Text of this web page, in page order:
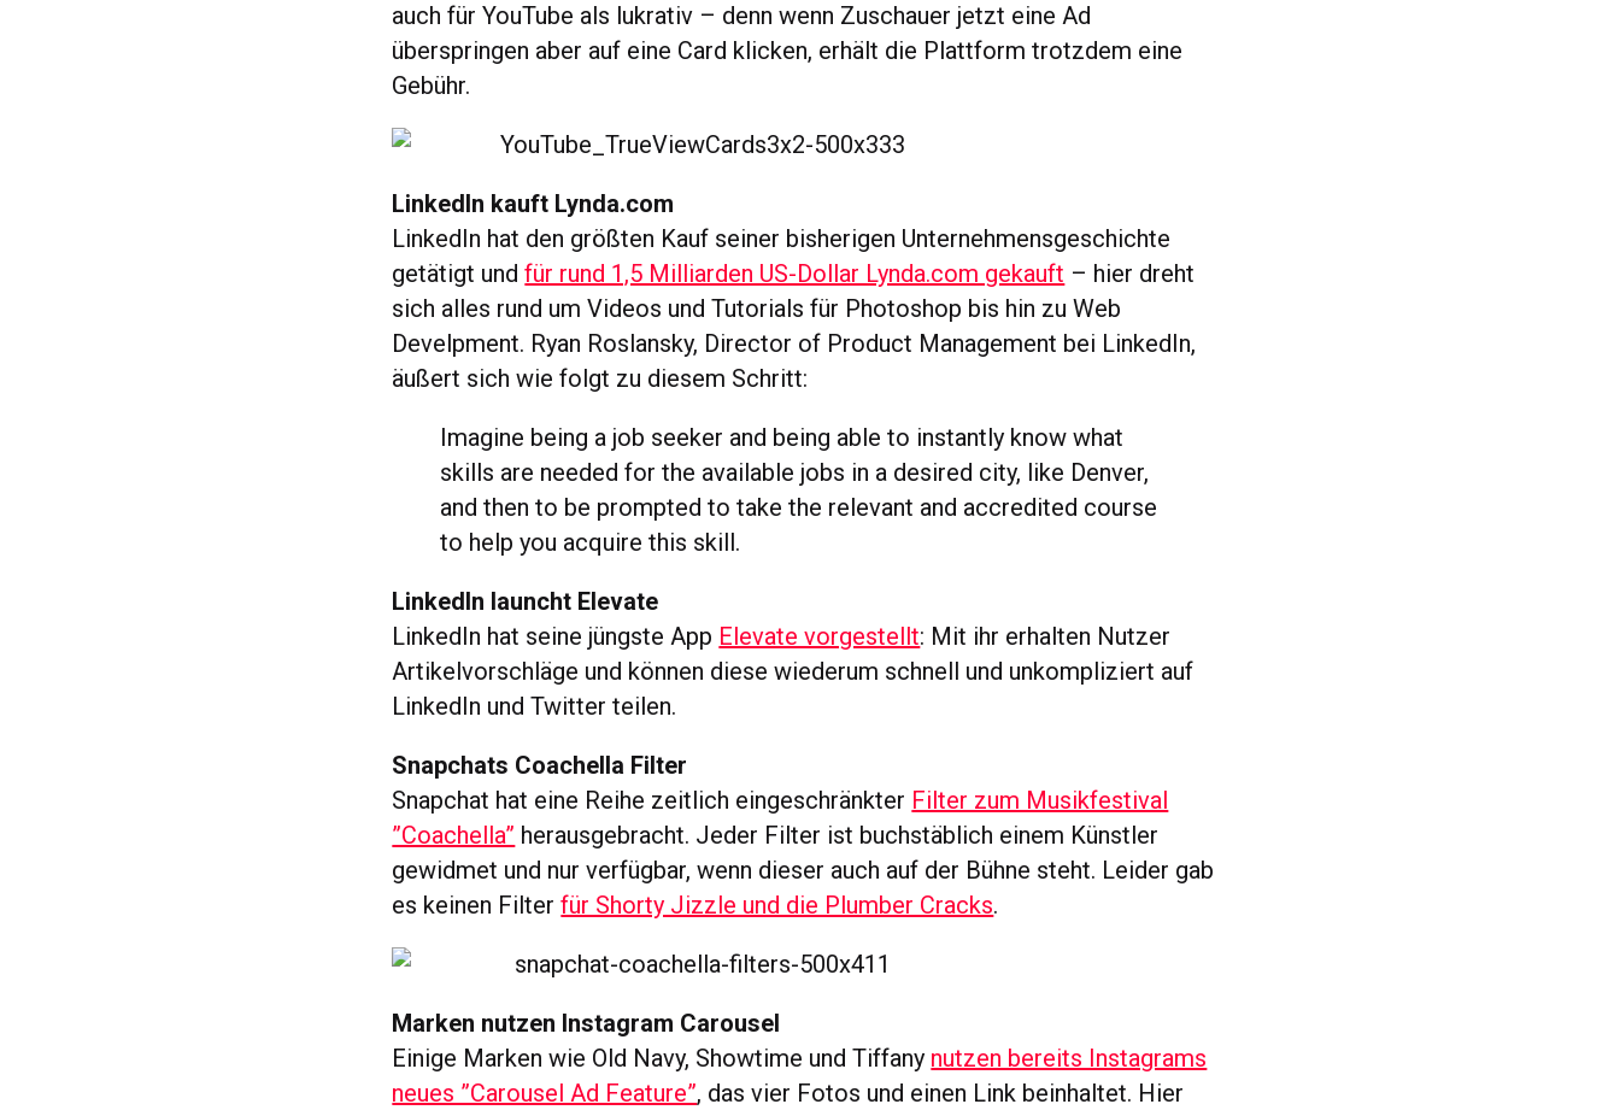
auch für YouTube als lukrativ – denn wenn Zuschauer jetzt eine Ad
überspringen aber auf eine Card klicken, erhält die Plattform trotzdem eine
Gebühr.
LinkedIn kauft Lynda.com
LinkedIn hat den größten Kauf seiner bisherigen Unternehmensgeschichte
getätigt undfür rund 1,5 Milliarden US-Dollar Lynda.com gekauft – hier dreht
sich alles rund um Videos und Tutorials für Photoshop bis hin zu Web
Develpment. Ryan Roslansky, Director of Product Management bei LinkedIn,
äußert sich wie folgt zu diesem Schritt:
Imagine being a job seeker and being able to instantly know what
skills are needed for the available jobs in a desired city, like Denver,
and then to be prompted to take the relevant and accredited course
to help you acquire this skill.
LinkedIn launcht Elevate
LinkedIn hat seine jüngste App Elevate vorgestellt: Mit ihr erhalten Nutzer
Artikelvorschläge und können diese wiederum schnell und unkompliziert auf
LinkedIn und Twitter teilen.
Snapchats Coachella Filter
Snapchat hat eine Reihe zeitlich eingeschränkter Filter zum Musikfestival
”Coachella” herausgebracht. Jeder Filter ist buchstäblich einem Künstler
gewidmet und nur verfügbar, wenn dieser auch auf der Bühne steht. Leider gab
es keinen Filterfür Shorty Jizzle und die Plumber Cracks.
Marken nutzen Instagram Carousel
Einige Marken wie Old Navy, Showtime und Tiffany nutzen bereits Instagrams
neues ”Carousel Ad Feature”, das vier Fotos und einen Link beinhaltet. Hier